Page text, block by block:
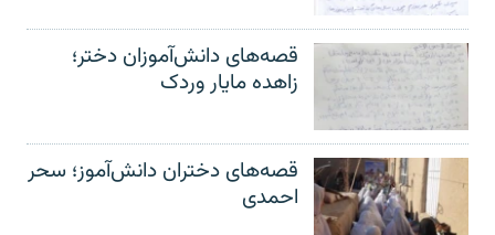
قصه‌های دانش‌آموزان دختر؛
زاهده مایار وردک
قصه‌های دختران دانش‌آموز؛ سحر
احمدی